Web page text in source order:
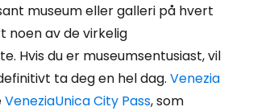
museum eller galleri på hvert
noen av de virkelig
Hvis du er museumsentusiast, vil
ta deg en hel dag. Venezia
VeneziaUnica City Pass, som